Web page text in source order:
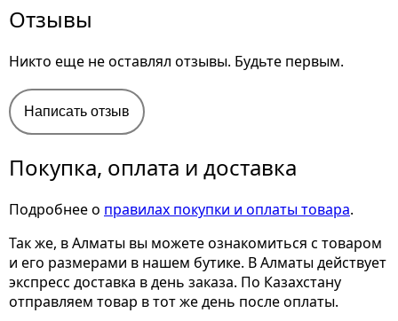
Отзывы
Никто еще не оставлял отзывы. Будьте первым.
Написать отзыв
Покупка, оплата и доставка
Подробнее о правилах покупки и оплаты товара.
Так же, в Алматы вы можете ознакомиться с товаром
и его размерами в нашем бутике. В Алматы действует
экспресс доставка в день заказа. По Казахстану
отправляем товар в тот же день после оплаты.